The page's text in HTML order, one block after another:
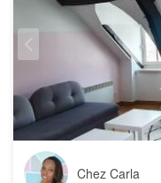
Chez Carla